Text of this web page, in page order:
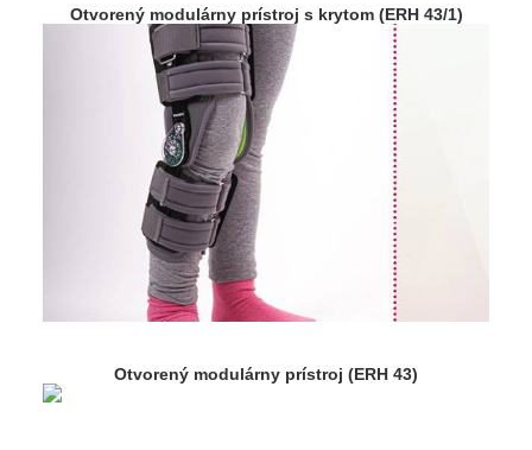
Otvorený modulárny prístroj s krytom (ERH 43/1)
Otvorený modulárny prístroj (ERH 43)